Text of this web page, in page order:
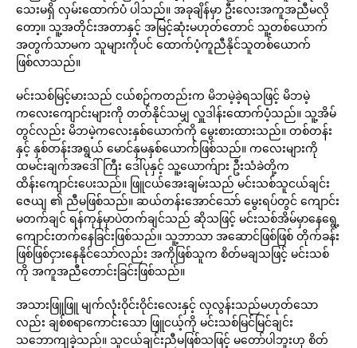
သေးမရှိ လှမ်းထောက်ပံ ပါသည်။ အခုချိန်မှာ ဦးလေးအကူအညီမလို
တော့။ သူ့အတိုင်းအတာနှင့် အမြင့်ဆုံးမဟုတ်တောင် သူ့တစ်ယောက်
အတွက်သာမက သူများကိုပင် ထောက်ပံ့ကူညီနိုင်သူတစ်ယောက်
ဖြစ်လာသည်။
မင်းသစ်မြင့်မားသည် ငယ်စဉ်ကတည်းက မိဘမဲ့ခဲ့ရသဖြင့် မိဘမဲ့
ကလေးကျောင်းများကို တတ်နိုင်သမျှ လှူဒါန်းထောက်ပံ့သည်။ သူ့အိမ်
တွင်လည်း မိဘမဲ့ကလေးနှစ်ယောက်ကို မွေးစားထားသည်။ တစ်တန်း
နှင့် နှစ်တန်းအရွယ် မောင်နှမနှစ်ယောက်ဖြစ်သည်။ ကလေးများကို
ထမင်းချက်အဒေါ်ကြီး ဒေါ်ပုနှင့် သူ့ယောက်ျား ဦးသံခဲတို့က
ထိန်းကျောင်းပေးသည်။ ဖြူငယ်အေးချမ်းသည် မင်းသစ်သူငယ်ချင်း
ဇေယျ ၏ ညီမဖြစ်သည်။ ဆယ်တန်းအောင်သော် မွေးရပ်တွင် ကျောင်း
မတက်ချင် ရန်ကုန်မှာပဲတက်ချင်သည် ဆိုသဖြင့် မင်းသစ်အိမ်မှာနေရွေ့
ကျောင်းတက်နေခြင်းဖြစ်သည်။ သူ့ဘာသာ အဆောင်ဖြစ်ဖြစ် တိုက်ခန်း
ဖြစ်ဖြစ်ငှားနေနိုင်သော်လည်း အကိုဖြစ်သူက စိတ်မချသဖြင့် မင်းသစ်
ကို အကူအညီတောင်းခြင်းဖြစ်သည်။
အသားဖြူဖြူ မျက်လုံးဝိုင်းဝိုင်းလေးနှင့် လှလွန်းသည်မဟုတ်သော
လည်း ချစ်စရာကောင်းသော ဖြူငယ့်ကို မင်းသစ်မြင်မြင်ချင်း
သဘောကျခဲ့သည်။ သူငယ်ချင်းညီမဖြစ်သဖြင့် မတော်ပါဘူးဟု စိတ်